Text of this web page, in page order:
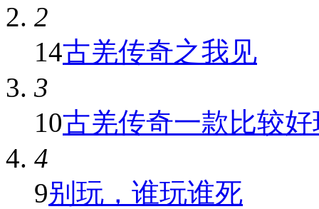
2
14古羌传奇之我见
3
10古羌传奇一款比较
4
9别玩，谁玩谁死